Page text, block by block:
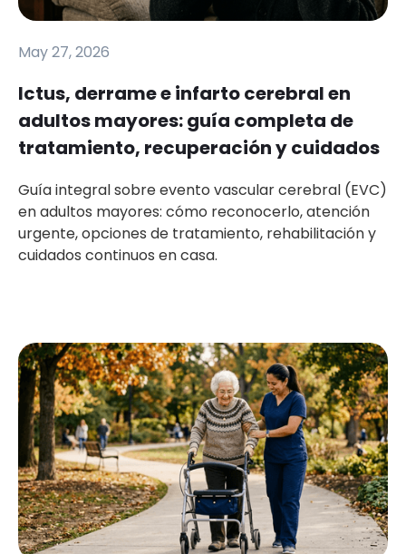
May 27, 2026
Ictus, derrame e infarto cerebral en
adultos mayores: guía completa de
tratamiento, recuperación y cuidados
Guía integral sobre evento vascular cerebral (EVC)
en adultos mayores: cómo reconocerlo, atención
urgente, opciones de tratamiento, rehabilitación y
cuidados continuos en casa.